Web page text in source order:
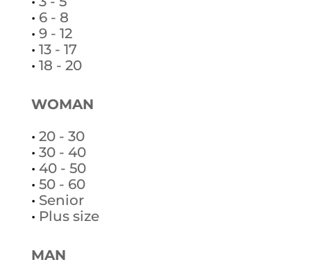
• 6 - 8
• 9 - 12
• 13 - 17
• 18 - 20
WOMAN
• 20 - 30
• 30 - 40
• 40 - 50
• 50 - 60
• Senior
• Plus size
MAN